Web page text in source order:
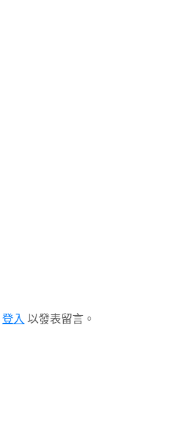
登入 以發表留言。